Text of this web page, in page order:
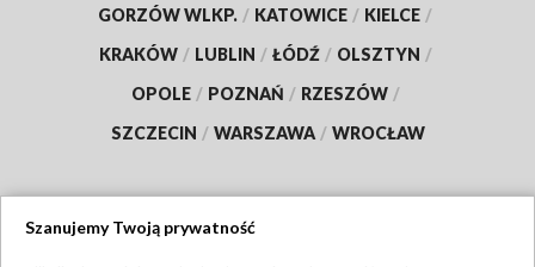
GORZÓW WLKP. / KATOWICE / KIELCE /
KRAKÓW / LUBLIN / ŁÓDŹ / OLSZTYN /
OPOLE / POZNAŃ / RZESZÓW /
SZCZECIN / WARSZAWA / WROCŁAW
Szanujemy Twoją prywatność